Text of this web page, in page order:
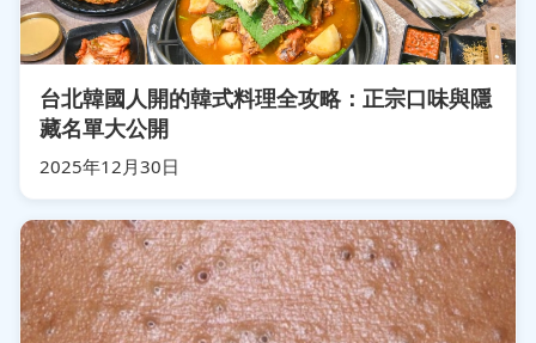
台北韓國人開的韓式料理全攻略：正宗口味與隱
藏名單大公開
2025年12月30日